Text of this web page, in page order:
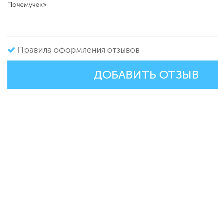
Почемучек».
Правила оформления отзывов
ДОБАВИТЬ ОТЗЫВ